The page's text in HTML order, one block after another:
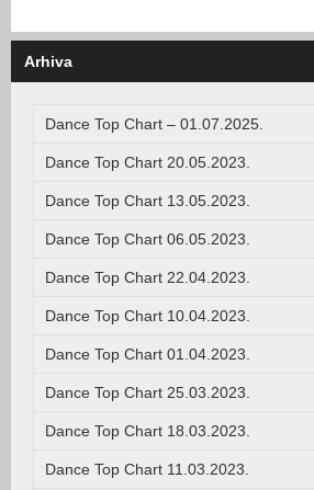
Arhiva
Dance Top Chart – 01.07.2025.
Dance Top Chart 20.05.2023.
Dance Top Chart 13.05.2023.
Dance Top Chart 06.05.2023.
Dance Top Chart 22.04.2023.
Dance Top Chart 10.04.2023.
Dance Top Chart 01.04.2023.
Dance Top Chart 25.03.2023.
Dance Top Chart 18.03.2023.
Dance Top Chart 11.03.2023.